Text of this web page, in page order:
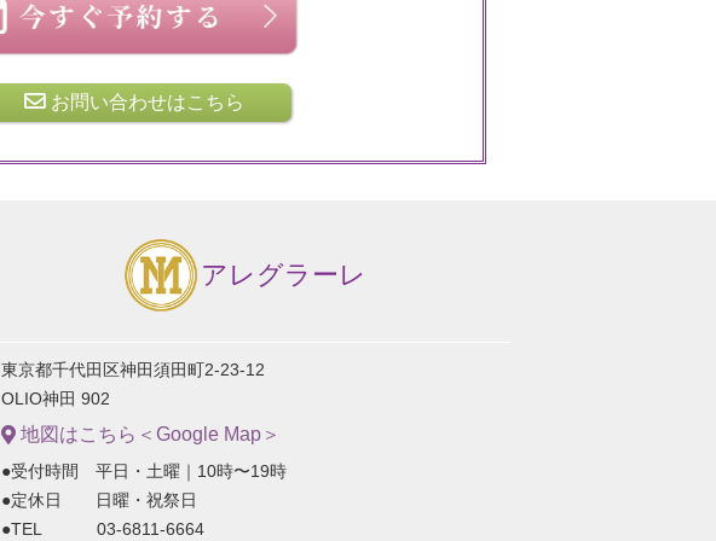
お問い合わせはこちら
アレグラーレ
東京都千代田区神田須田町2-23-12
OLIO神田 902
地図はこちら＜Google Map＞
●受付時間 平日・土曜｜10時〜19時
●定休日 日曜・祝祭日
●TEL 03-6811-6664